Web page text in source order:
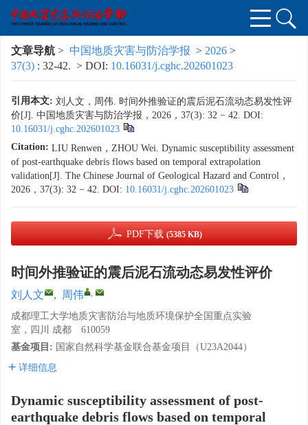
文章导航 > 中国地质灾害与防治学报 > 2026 >
37(3) : 32-42. > DOI: 10.16031/j.cghc.202601023
引用本文: 刘人文，周伟. 时间外推验证的震后泥石流动态易发性评
价[J]. 中国地质灾害与防治学报，2026，37(3): 32 − 42. DOI:
10.16031/j.cghc.202601023
Citation: LIU Renwen，ZHOU Wei. Dynamic susceptibility assessment
of post-earthquake debris flows based on temporal extrapolation
validation[J]. The Chinese Journal of Geological Hazard and Control，
2026，37(3): 32 − 42. DOI: 10.16031/j.cghc.202601023
PDF下载 (5385 KB)
时间外推验证的震后泥石流动态易发性评价
刘人文 , 周伟 ,
成都理工大学地质灾害防治与地质环境保护全国重点实验
室，四川 成都 610059
基金项目: 国家自然科学基金联合基金项目（U23A2044）
详细信息
Dynamic susceptibility assessment of post-
earthquake debris flows based on temporal